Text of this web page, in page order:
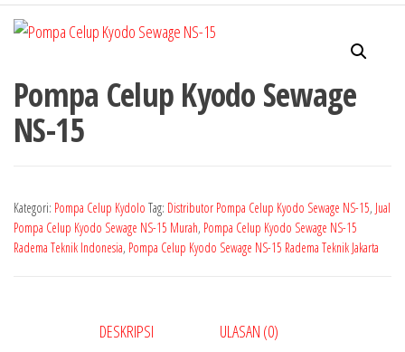
Pompa Celup Kyodo Sewage
NS-15
Kategori: Pompa Celup Kydolo Tag: Distributor Pompa Celup Kyodo Sewage NS-15, Jual
Pompa Celup Kyodo Sewage NS-15 Murah, Pompa Celup Kyodo Sewage NS-15
Radema Teknik Indonesia, Pompa Celup Kyodo Sewage NS-15 Radema Teknik Jakarta
DESKRIPSI ULASAN (0)